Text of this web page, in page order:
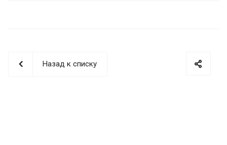
Назад к списку